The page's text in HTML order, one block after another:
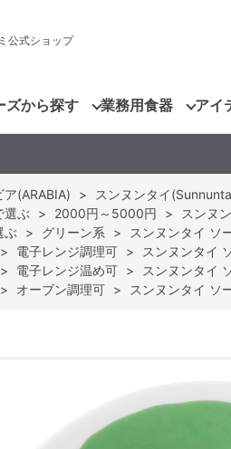
公式ショップ
ズから探す 業務用食器 アイ
ア(ARABIA) >
スンヌンタイ
選ぶ > 2000円～5000円 >
スンヌ
ぶ > グリーン系 >
スンヌンタイ ソ
> 電子レンジ調理可 >
スンヌンタイ
> 電子レンジ温め可 >
スンヌンタイ
> オーブン調理可 > スンヌンタイ ソ